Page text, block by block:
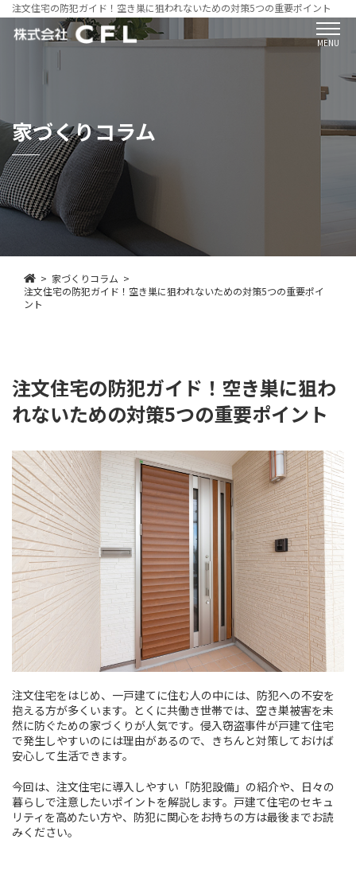
注文住宅の防犯ガイド！空き巣に狙われないための対策5つの重要ポイント
MENU
家づくりコラム
家づくりコラム
注文住宅の防犯ガイド！空き巣に狙われないための対策5つの重要ポイ
ント
注文住宅の防犯ガイド！空き巣に狙わ
れないための対策5つの重要ポイント
注文住宅をはじめ、一戸建てに住む人の中には、防犯への不安を
抱える方が多くいます。とくに共働き世帯では、空き巣被害を未
然に防ぐための家づくりが人気です。侵入窃盗事件が戸建て住宅
で発生しやすいのには理由があるので、きちんと対策しておけば
安心して生活できます。
今回は、注文住宅に導入しやすい「防犯設備」の紹介や、日々の
暮らしで注意したいポイントを解説します。戸建て住宅のセキュ
リティを高めたい方や、防犯に関心をお持ちの方は最後までお読
みください。